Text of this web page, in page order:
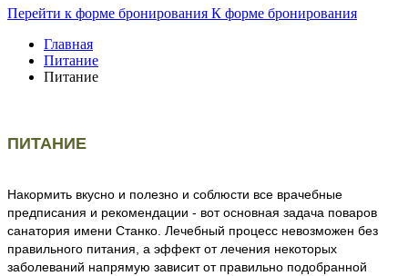
Перейти к форме бронирования К форме бронирования
Главная
Питание
Питание
ПИТАНИЕ
Накормить вкусно и полезно и соблюсти все врачебные
предписания и рекомендации - вот основная задача поваров
санатория имени Станко. Лечебный процесс невозможен без
правильного питания, а эффект от лечения некоторых
заболеваний напрямую зависит от правильно подобранной